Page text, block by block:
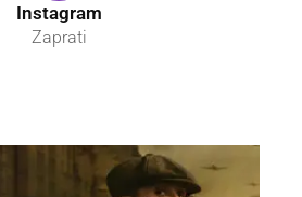
Instagram
Zaprati